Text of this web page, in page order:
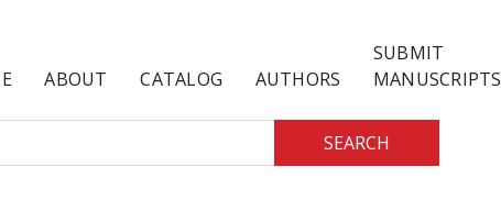
ABOUT CATALOG AUTHORS
SUBMIT
MANUSCRIPTS
SEARCH